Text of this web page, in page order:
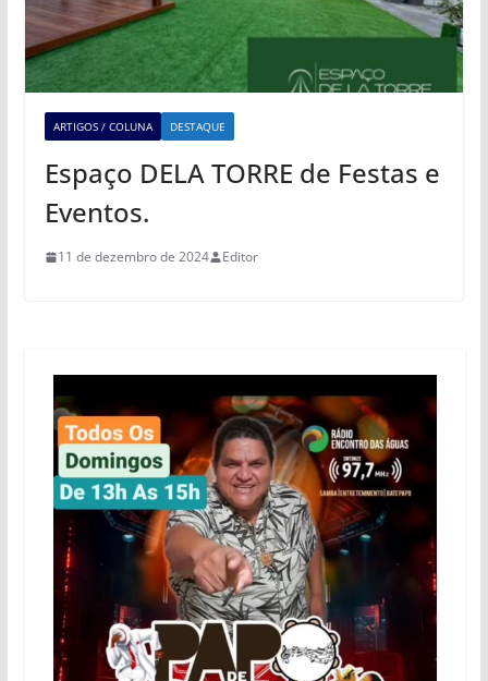
ARTIGOS / COLUNA DESTAQUE
Espaço DELA TORRE de Festas e
Eventos.
11 de dezembro de 2024 Editor